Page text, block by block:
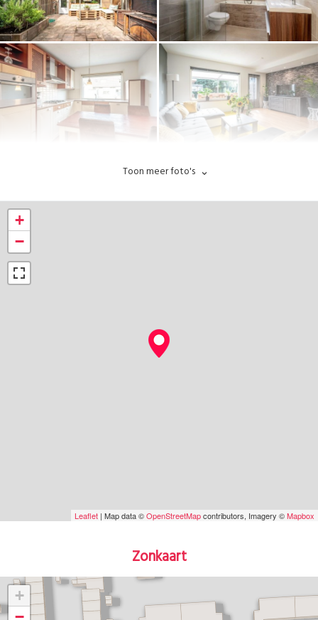
Toon meer foto's
+
−
Leaflet | Map data ©OpenStreetMapcontributors, Imagery ©Mapbox
Zonkaart
+